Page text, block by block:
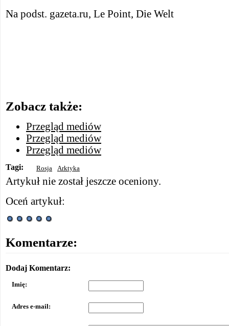
Na podst. gazeta.ru, Le Point, Die Welt
Zobacz także:
Przegląd mediów
Przegląd mediów
Przegląd mediów
Tagi: Rosja Arktyka
Artykuł nie został jeszcze oceniony.
Oceń artykuł:
Komentarze:
Dodaj Komentarz:
Imię:
Adres e-mail: